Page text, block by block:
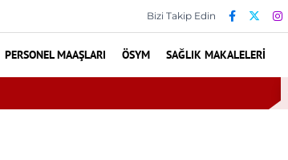
Bizi Takip Edin
PERSONEL MAAŞLARI ÖSYM SAĞLIK MAKALELERI